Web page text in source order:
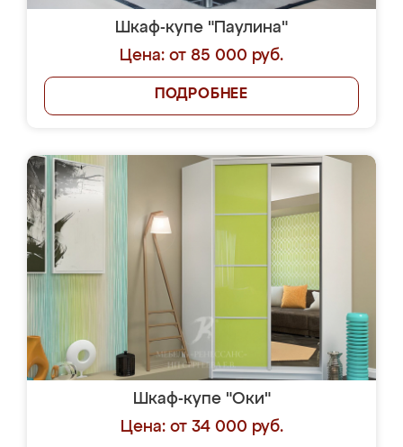
Шкаф-купе "Паулина"
Цена: от 85 000 руб.
ПОДРОБНЕЕ
Шкаф-купе "Оки"
Цена: от 34 000 руб.